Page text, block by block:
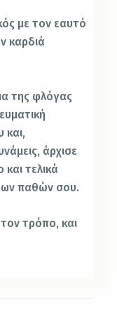
με τον εαυτό
καρδιά
της φλόγας
και,
άρχισε
τελικά
παθών σου.
τρόπο, και